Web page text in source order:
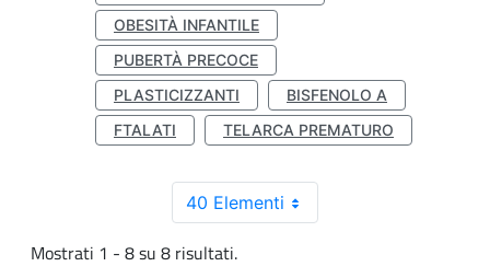
OBESITÀ INFANTILE
PUBERTÀ PRECOCE
PLASTICIZZANTI
BISFENOLO A
FTALATI
TELARCA PREMATURO
40 Elementi
Mostrati 1 - 8 su 8 risultati.